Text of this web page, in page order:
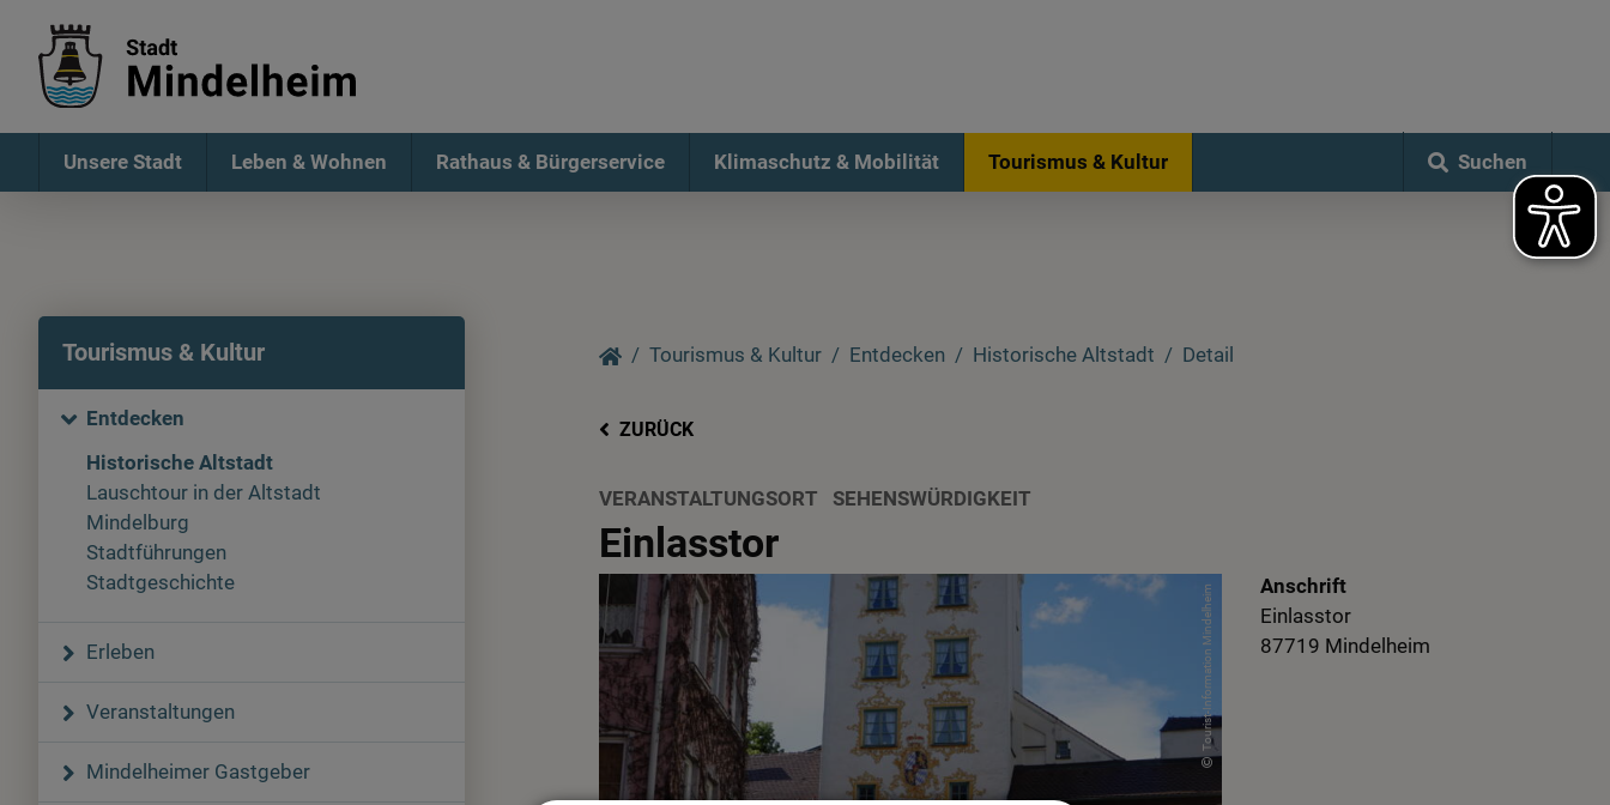
Suchen
Unsere Stadt Leben & Wohnen Rathaus & Bürgerservice Klimaschutz & Mobilität Tourismus & Kultur
Tourismus & Kultur
Entdecken
Historische Altstadt
Lauschtour in der Altstadt
Mindelburg
Stadtführungen
Stadtgeschichte
Erleben
Veranstaltungen
Mindelheimer Gastgeber
Tourismus & Kultur Entdecken Historische Altstadt Detail
ZURÜCK
VERANSTALTUNGSORT SEHENSWÜRDIGKEIT
Einlasstor
Tourist-Information Mindelheim
Anschrift
Einlasstor
87719 Mindelheim